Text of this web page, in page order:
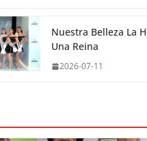
Nuestra Belleza La
Una Reina
2026-07-11